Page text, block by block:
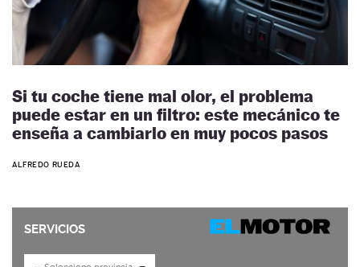
Si tu coche tiene mal olor, el problema
puede estar en un filtro: este mecánico te
enseña a cambiarlo en muy pocos pasos
ALFREDO RUEDA